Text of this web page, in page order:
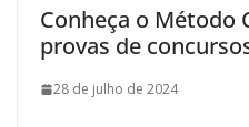
Conheça o Método
provas de
28 de julho de 2024